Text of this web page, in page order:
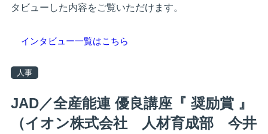
タビューした内容をご覧いただけます。
インタビュー一覧はこちら
JAD／全産能連 優良講座『 奨励賞 』
（イオン株式会社 人材育成部 今井
人事